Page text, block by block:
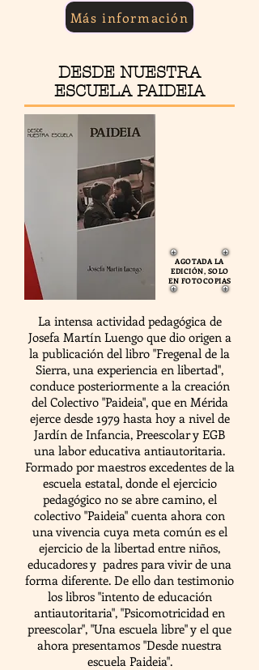
Más información
DESDE NUESTRA
ESCUELA PAIDEIA
AGOTADA LA
EDICIÓN, SOLO
EN FOTOCOPIAS
La intensa actividad pedagógica de
Josefa Martín Luengo que dio origen a
la publicación del libro "Fregenal de la
Sierra, una experiencia en libertad",
conduce posteriormente a la creación
del Colectivo "Paideia", que en Mérida
ejerce desde 1979 hasta hoy a nivel de
Jardín de Infancia, Preescolar y EGB
una labor educativa antiautoritaria.
Formado por maestros excedentes de la
escuela estatal, donde el ejercicio
pedagógico no se abre camino, el
colectivo "Paideia" cuenta ahora con
una vivencia cuya meta común es el
ejercicio de la libertad entre niños,
educadores y padres para vivir de una
forma diferente. De ello dan testimonio
los libros "intento de educación
antiautoritaria", "Psicomotricidad en
preescolar", "Una escuela libre" y el que
ahora presentamos "Desde nuestra
escuela Paideia".